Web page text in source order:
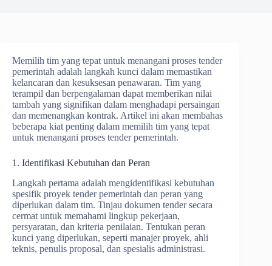
Memilih tim yang tepat untuk menangani proses tender
pemerintah adalah langkah kunci dalam memastikan
kelancaran dan kesuksesan penawaran. Tim yang
terampil dan berpengalaman dapat memberikan nilai
tambah yang signifikan dalam menghadapi persaingan
dan memenangkan kontrak. Artikel ini akan membahas
beberapa kiat penting dalam memilih tim yang tepat
untuk menangani proses tender pemerintah.
1. Identifikasi Kebutuhan dan Peran
Langkah pertama adalah mengidentifikasi kebutuhan
spesifik proyek tender pemerintah dan peran yang
diperlukan dalam tim. Tinjau dokumen tender secara
cermat untuk memahami lingkup pekerjaan,
persyaratan, dan kriteria penilaian. Tentukan peran
kunci yang diperlukan, seperti manajer proyek, ahli
teknis, penulis proposal, dan spesialis administrasi.